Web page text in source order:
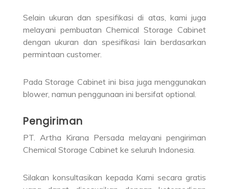
Selain ukuran dan spesifikasi di atas, kami juga
melayani pembuatan Chemical Storage Cabinet
dengan ukuran dan spesifikasi lain berdasarkan
permintaan customer.
Pada Storage Cabinet ini bisa juga menggunakan
blower, namun penggunaan ini bersifat optional.
Pengiriman
PT. Artha Kirana Persada melayani pengiriman
Chemical Storage Cabinet ke seluruh Indonesia.
Silakan konsultasikan kepada Kami secara gratis